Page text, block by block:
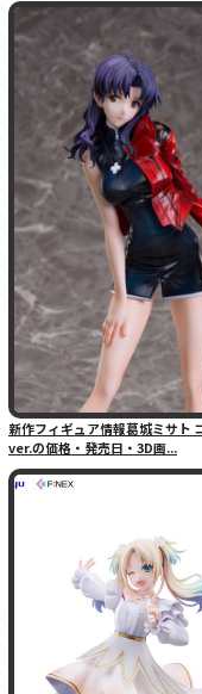
新作フィギュア情報葛城ミサト
ver.の価格・発売日・3D画...